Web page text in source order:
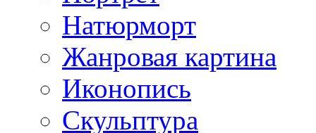
Натюрморт
Жанровая картина
Иконопись
Скульптура